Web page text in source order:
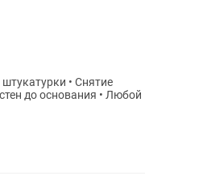
• Снятие
до основания • Любой